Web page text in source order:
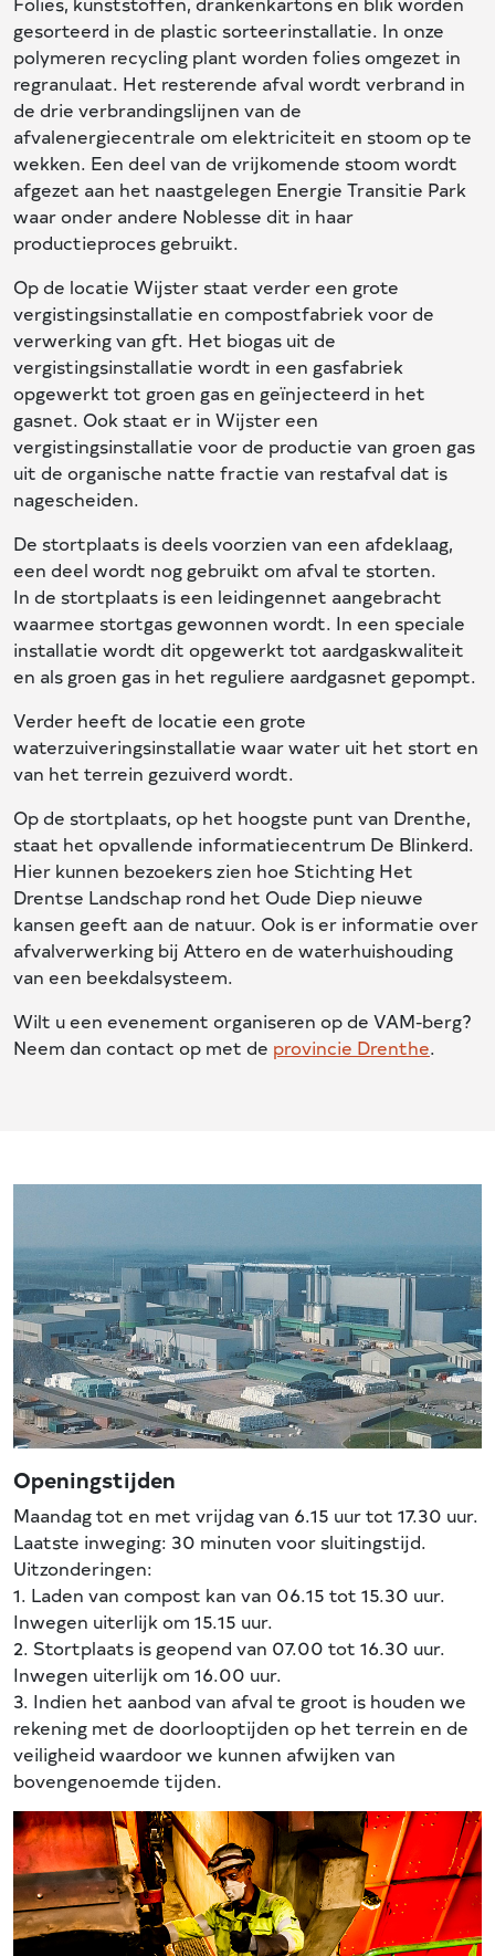
gesorteerd in de plastic sorteerinstallatie. In onze
polymeren recycling plant worden folies omgezet in
regranulaat. Het resterende afval wordt verbrand in
de drie verbrandingslijnen van de
afvalenergiecentrale om elektriciteit en stoom op te
wekken. Een deel van de vrijkomende stoom wordt
afgezet aan het naastgelegen Energie Transitie Park
waar onder andere Noblesse dit in haar
productieproces gebruikt.
Op de locatie Wijster staat verder een grote
vergistingsinstallatie en compostfabriek voor de
verwerking van gft. Het biogas uit de
vergistingsinstallatie wordt in een gasfabriek
opgewerkt tot groen gas en geïnjecteerd in het
gasnet. Ook staat er in Wijster een
vergistingsinstallatie voor de productie van groen gas
uit de organische natte fractie van restafval dat is
nagescheiden.
De stortplaats is deels voorzien van een afdeklaag,
een deel wordt nog gebruikt om afval te storten.
In de stortplaats is een leidingennet aangebracht
waarmee stortgas gewonnen wordt. In een speciale
installatie wordt dit opgewerkt tot aardgaskwaliteit
en als groen gas in het reguliere aardgasnet gepompt.
Verder heeft de locatie een grote
waterzuiveringsinstallatie waar water uit het stort en
van het terrein gezuiverd wordt.
Op de stortplaats, op het hoogste punt van Drenthe,
staat het opvallende informatiecentrum De Blinkerd.
Hier kunnen bezoekers zien hoe Stichting Het
Drentse Landschap rond het Oude Diep nieuwe
kansen geeft aan de natuur. Ook is er informatie over
afvalverwerking bij Attero en de waterhuishouding
van een beekdalsysteem.
Wilt u een evenement organiseren op de VAM-berg?
Neem dan contact op met de provincie Drenthe.
Openingstijden
Maandag tot en met vrijdag van 6.15 uur tot 17.30 uur.
Laatste inweging: 30 minuten voor sluitingstijd.
Uitzonderingen:
1. Laden van compost kan van 06.15 tot 15.30 uur.
Inwegen uiterlijk om 15.15 uur.
2. Stortplaats is geopend van 07.00 tot 16.30 uur.
Inwegen uiterlijk om 16.00 uur.
3. Indien het aanbod van afval te groot is houden we
rekening met de doorlooptijden op het terrein en de
veiligheid waardoor we kunnen afwijken van
bovengenoemde tijden.